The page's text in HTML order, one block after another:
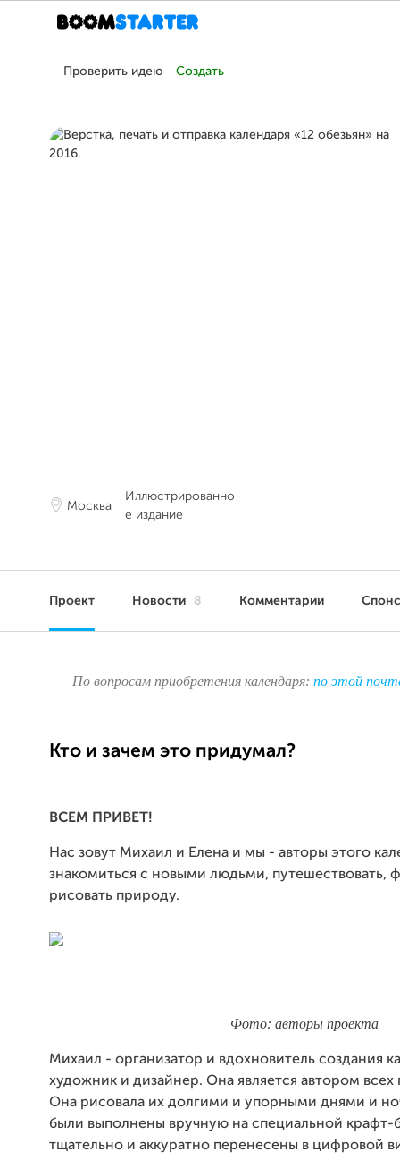
Проверить идею Создать
Москва
Иллюстрированно
е издание
Проект Новости 8 Комментарии
По вопросам приобретения календаря: по этой
Кто и зачем это придумал?
ВСЕМ ПРИВЕТ!
Нас зовут Михаил и Елена и мы - авторы этого
знакомиться с новыми людьми, путешествовать,
рисовать природу.
Фото: авторы проекта
Михаил - организатор и вдохновитель создания
художник и дизайнер. Она является автором всех
Она рисовала их долгими и упорными днями и
были выполнены вручную на специальной крафт-
тщательно и аккуратно перенесены в цифровой